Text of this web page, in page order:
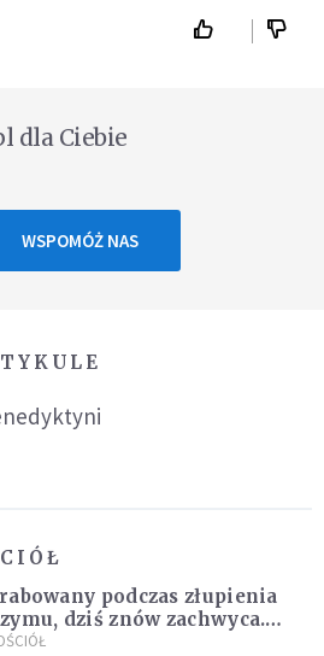
dla Ciebie
WSPOMÓŻ NAS
podczas złupienia
dziś znów zachwyca.
arras w Castel